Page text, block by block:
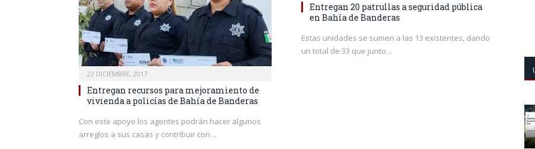
22 DICIEMBRE, 2017
Entregan recursos para mejoramiento de
vivienda a policías de Bahía de Banderas
Con este apoyo los agentes podrán hacer algunos
arreglos a sus casas y contribuir con…
Entregan 20 patrullas a seguridad pública
en Bahía de Banderas
Estas unidades se sumen a las 13 existentes, dando
un total de 33 que junto…